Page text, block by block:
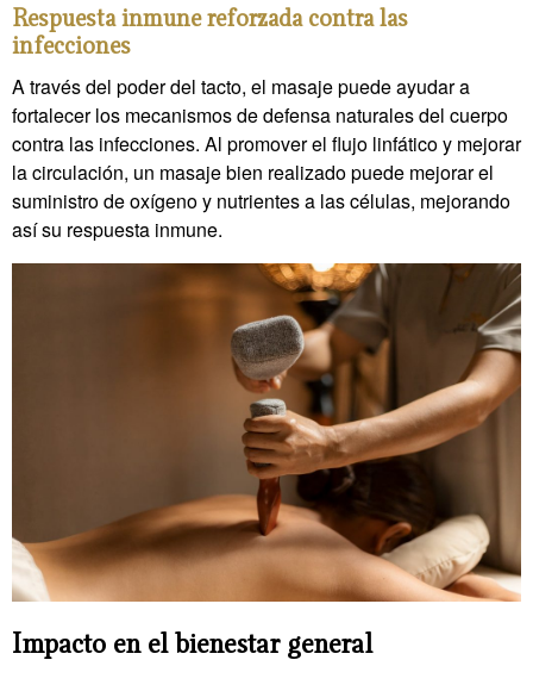
Respuesta inmune reforzada contra las
infecciones
A través del poder del tacto, el masaje puede ayudar a
fortalecer los mecanismos de defensa naturales del cuerpo
contra las infecciones. Al promover el flujo linfático y mejorar
la circulación, un masaje bien realizado puede mejorar el
suministro de oxígeno y nutrientes a las células, mejorando
así su respuesta inmune.
Impacto en el bienestar general